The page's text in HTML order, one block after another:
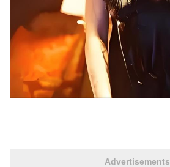
Advertisements